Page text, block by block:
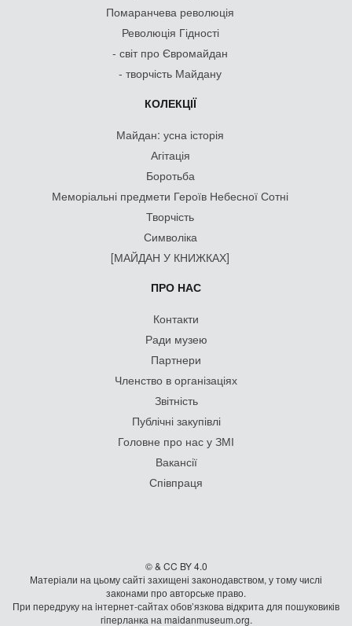
Помаранчева революція
Революція Гідності
- світ про Євромайдан
- творчість Майдану
КОЛЕКЦІЇ
Майдан: усна історія
Агітація
Боротьба
Меморіальні предмети Героїв Небесної Сотні
Творчість
Символіка
[МАЙДАН У КНИЖКАХ]
ПРО НАС
Контакти
Ради музею
Партнери
Членство в організаціях
Звітність
Публічні закупівлі
Головне про нас у ЗМІ
Вакансії
Співпраця
© & CC BY 4.0
Матеріали на цьому сайті захищені законодавством, у тому числі
законами про авторське право.
При передруку на iнтернет-сайтах обов’язкова відкрита для пошуковиків
гiперланка на maidanmuseum.org.